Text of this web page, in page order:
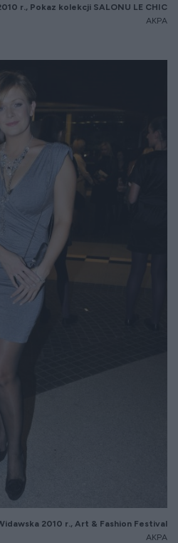
10 r., Pokaz kolekcji SALONU LE CHIC
AKPA
2010 r., Art & Fashion Festival
AKPA